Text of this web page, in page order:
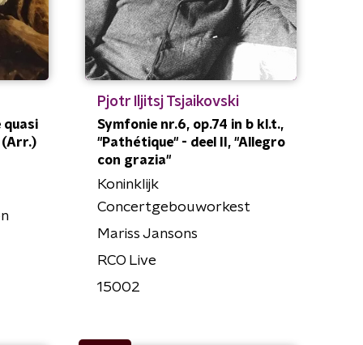
quasi
Pjotr Iljitsj Tsjaikovski
Symfonie nr.6, op.74 in b kl.t.,
"Pathétique" - deel II, "Allegro
con grazia"
Koninklijk
Concertgebouworkest
Mariss Jansons
RCO Live
15002